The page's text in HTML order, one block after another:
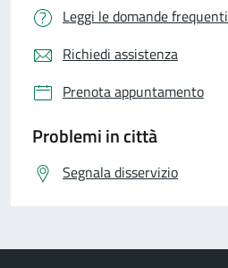
Leggi le domande frequenti
Richiedi assistenza
Prenota appuntamento
Problemi in città
Segnala disservizio